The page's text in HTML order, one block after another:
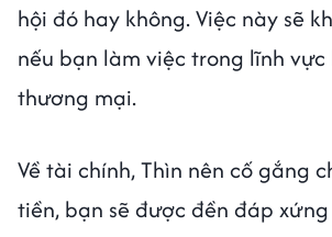
hội đó hay không. Việc này sẽ
nếu bạn làm việc trong lĩnh vực
thương mại.
Về tài chính, Thìn nên cố gắng
tiền, bạn sẽ được đền đáp